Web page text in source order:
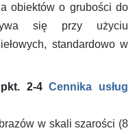
obiektów o grubości do
się przy użyciu
standardowo w
pkt. 2-4Cennika usług
w skali szarości (8